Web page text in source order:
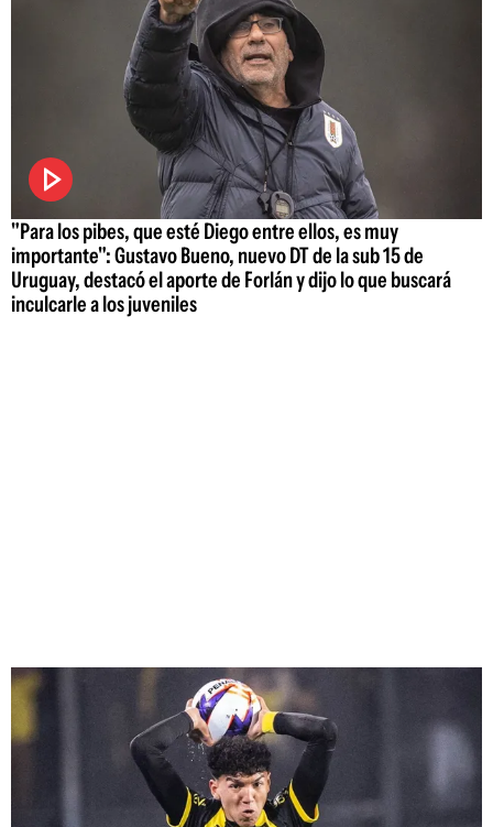
"Para los pibes, que esté Diego entre ellos, es muy
importante": Gustavo Bueno, nuevo DT de la sub 15 de
Uruguay, destacó el aporte de Forlán y dijo lo que buscará
inculcarle a los juveniles